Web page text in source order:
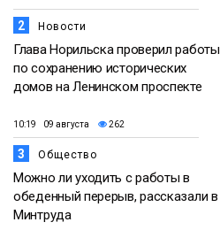
2 Новости
Глава Норильска проверил работы
по сохранению исторических
домов на Ленинском проспекте
10:19 09 августа 262
3 Общество
Можно ли уходить с работы в
обеденный перерыв, рассказали в
Минтруда